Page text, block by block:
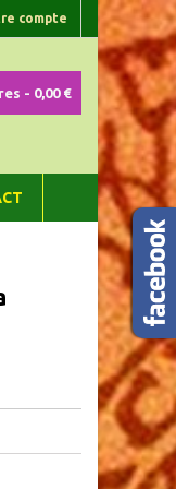
compte
- 0,00 €